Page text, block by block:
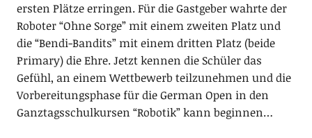
ersten Plätze erringen. Für die Gastgeber wahrte der
Roboter “Ohne Sorge” mit einem zweiten Platz und
die “Bendi-Bandits” mit einem dritten Platz (beide
Primary) die Ehre. Jetzt kennen die Schüler das
Gefühl, an einem Wettbewerb teilzunehmen und die
Vorbereitungsphase für die German Open in den
Ganztagsschulkursen “Robotik” kann beginnen…